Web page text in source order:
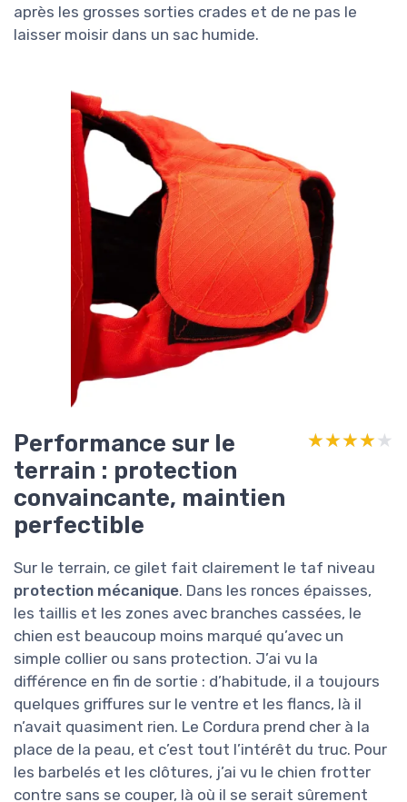
après les grosses sorties crades et de ne pas le
laisser moisir dans un sac humide.
Performance sur le
terrain : protection
convaincante, maintien
perfectible
★★★★★
★★★★★
Sur le terrain, ce gilet fait clairement le taf niveau
protection mécanique. Dans les ronces épaisses,
les taillis et les zones avec branches cassées, le
chien est beaucoup moins marqué qu’avec un
simple collier ou sans protection. J’ai vu la
différence en fin de sortie : d’habitude, il a toujours
quelques griffures sur le ventre et les flancs, là il
n’avait quasiment rien. Le Cordura prend cher à la
place de la peau, et c’est tout l’intérêt du truc. Pour
les barbelés et les clôtures, j’ai vu le chien frotter
contre sans se couper, là où il se serait sûrement